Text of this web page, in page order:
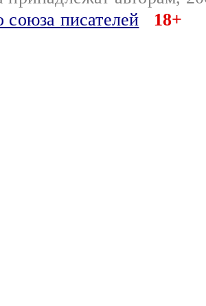
союза писателей
18+